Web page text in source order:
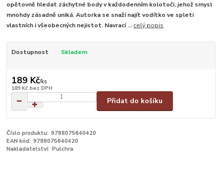
opětovně hledat záchytné body v každodenním kolotoči, jehož smysl
mnohdy zásadně uniká. Autorka se snaží najít vodítko ve spleti
vlastních i všeobecných nejistot. Navrací ... celý popis
Dostupnost Skladem
189 Kč/ks
189 Kč bez DPH
Přidat do košíku
Číslo produktu: 9788075640420
EAN kód: 9788075640420
Nakladatelství: Pulchra